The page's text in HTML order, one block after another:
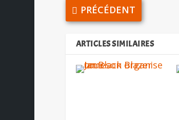
PRÉCÉDENT
ARTICLES SIMILAIRES